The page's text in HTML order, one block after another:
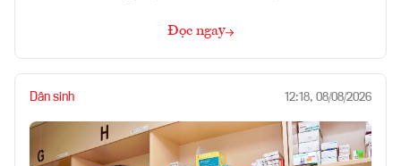
Đọc ngay
Dân sinh 12:18, 08/08/2026